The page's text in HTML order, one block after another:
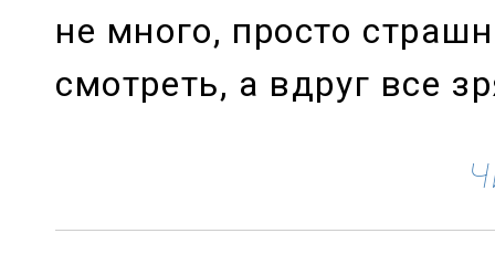
не много, просто
смотреть, а вдруг все